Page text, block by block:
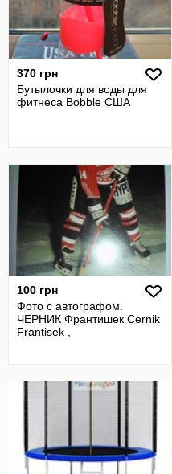
370 грн
Бутылочки для воды для
фитнеса Bobble США
100 грн
Фото с автографом.
ЧЕРНИК Франтишек Cernik
Frantisek ,